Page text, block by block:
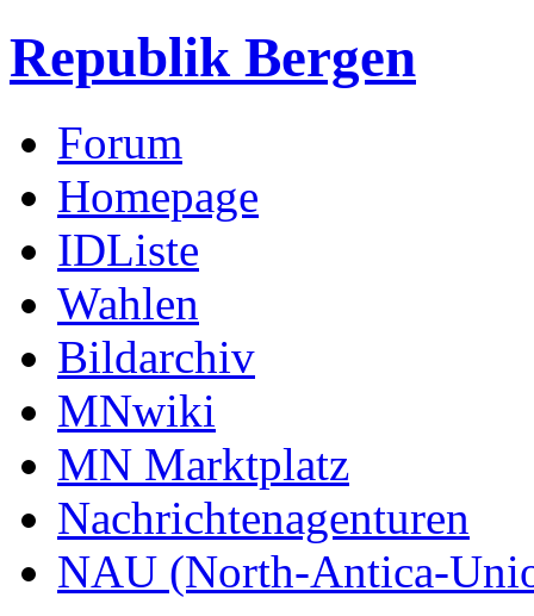
Republik Bergen
Forum
Homepage
IDListe
Wahlen
Bildarchiv
MNwiki
MN Marktplatz
Nachrichtenagenturen
NAU (North-Antica-